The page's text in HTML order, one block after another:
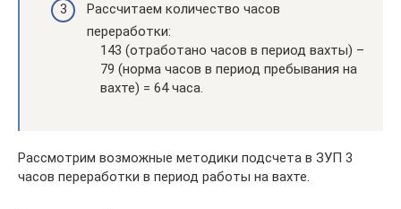
Рассчитаем количество часов
переработки:
143 (отработано часов в период вахты) –
79 (норма часов в период пребывания на
вахте) = 64 часа.
Рассмотрим возможные методики подсчета в ЗУП 3
часов переработки в период работы на вахте.